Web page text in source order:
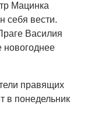
Мацинка
себя вести.
Василия
новогоднее
правящих
в понедельник